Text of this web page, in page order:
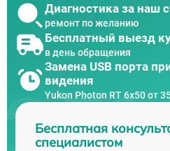
Диагностика за наш
ремонт по желанию
Бесплатный выезд
в день обращения
Замена USB порта
видения
Yukon Photon RT 6х50 от
Бесплатная
специалистом